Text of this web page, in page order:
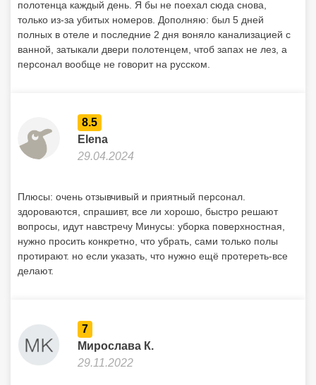
полотенца каждый день. Я бы не поехал сюда снова,
только из-за убитых номеров. Дополняю: был 5 дней
полных в отеле и последние 2 дня воняло канализацией с
ванной, затыкали двери полотенцем, чтоб запах не лез, а
персонал вообще не говорит на русском.
8.5
Elena
29.04.2024
Плюсы: очень отзывчивый и приятный персонал.
здороваются, спрашивт, все ли хорошо, быстро решают
вопросы, идут навстречу Минусы: уборка поверхностная,
нужно просить конкретно, что убрать, сами только полы
протирают. но если указать, что нужно ещё протереть-все
делают.
7
Мирослава К.
29.11.2022